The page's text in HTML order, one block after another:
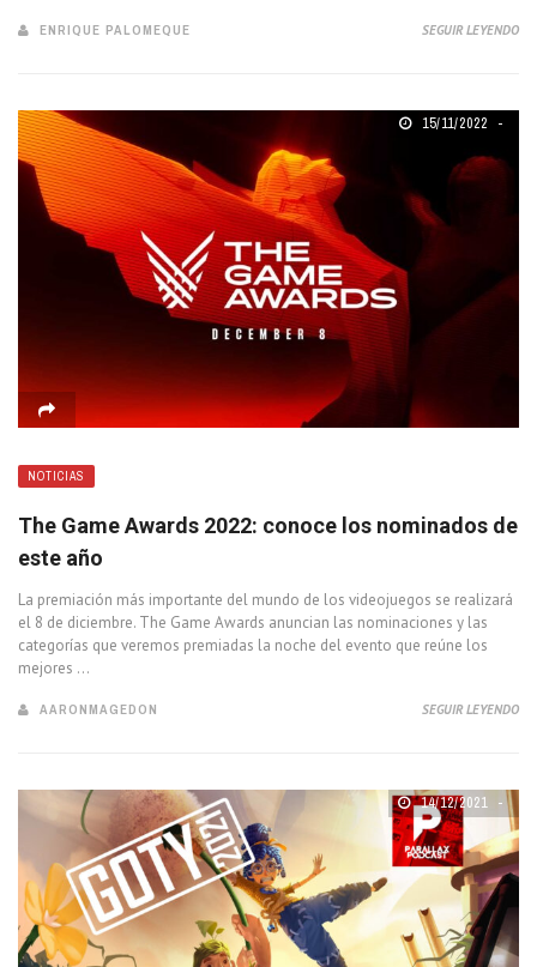
ENRIQUE PALOMEQUE SEGUIR LEYENDO
15/11/2022
NOTICIAS
The Game Awards 2022: conoce los nominados de
este año
La premiación más importante del mundo de los videojuegos se realizará
el 8 de diciembre. The Game Awards anuncian las nominaciones y las
categorías que veremos premiadas la noche del evento que reúne los
mejores ...
AARONMAGEDON SEGUIR LEYENDO
14/12/2021